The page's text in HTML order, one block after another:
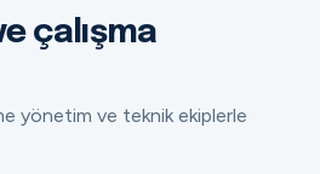
çalışma
yönetim ve teknik ekiplerle